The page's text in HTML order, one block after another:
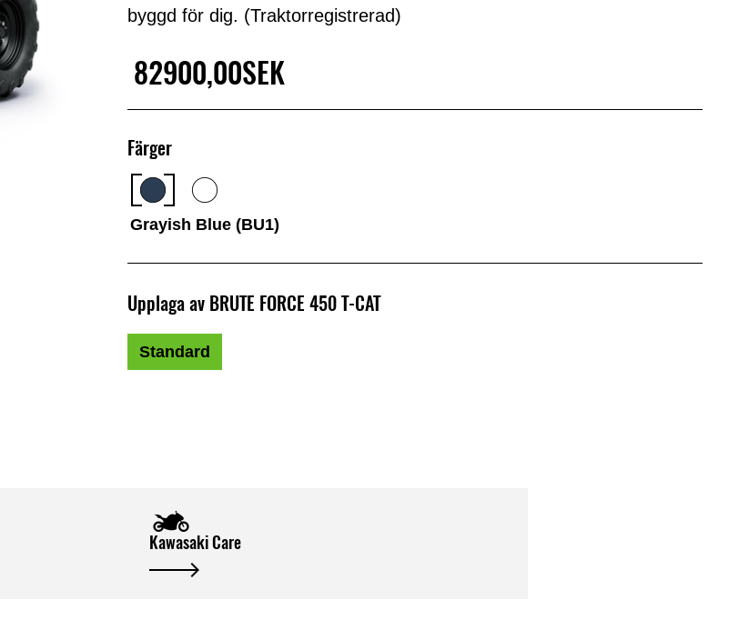
byggd för dig. (Traktorregistrerad)
82900,00SEK
Färger
Grayish Blue (BU1)
Upplaga av BRUTE FORCE 450 T-CAT
Standard
Kawasaki Care